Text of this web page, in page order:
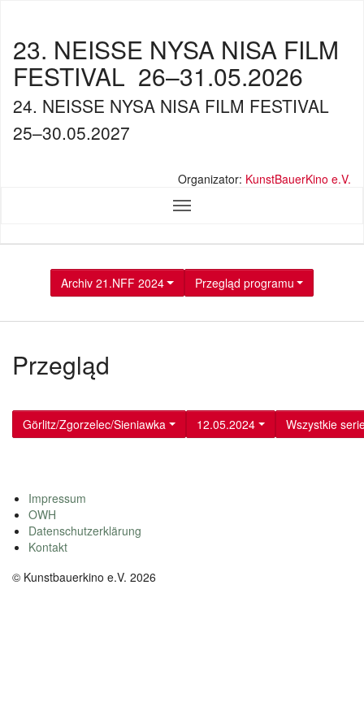
23. NEISSE NYSA NISA FILM
FESTIVAL 26–31.05.2026
24. NEISSE NYSA NISA FILM FESTIVAL
25–30.05.2027
Organizator: KunstBauerKino e.V.
Archiv 21.NFF 2024 Przegląd programu
Przegląd
Görlitz/Zgorzelec/Sieniawka 12.05.2024 Wszystkie
Impressum
OWH
Datenschutzerklärung
Kontakt
© Kunstbauerkino e.V. 2026